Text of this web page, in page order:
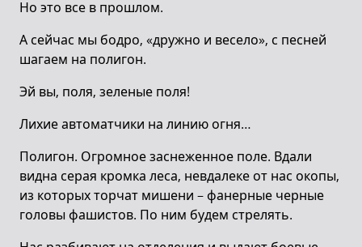
Но это все в прошлом.
А сейчас мы бодро, «дружно и весело», с песней
шагаем на полигон.
Эй вы, поля, зеленые поля!
Лихие автоматчики на линию огня…
Полигон. Огромное заснеженное поле. Вдали
видна серая кромка леса, невдалеке от нас окопы,
из которых торчат мишени – фанерные черные
головы фашистов. По ним будем стрелять.